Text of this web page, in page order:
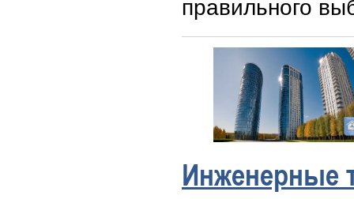
правильного
Инженерные